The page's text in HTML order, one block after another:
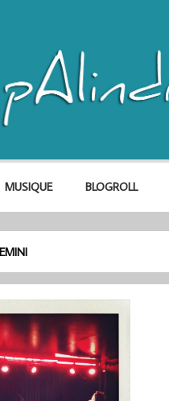
MUSIQUE BLOGROLL